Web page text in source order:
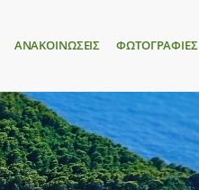
ΑΝΑΚΟΙΝΩΣΕΙΣ ΦΩΤΟΓΡΑΦΙΕΣ